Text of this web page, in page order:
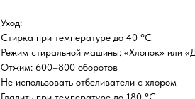
Уход:
Стирка при температуре до 40 °C
Режим стиральной машины: «Хлопок» или
Отжим: 600–800 оборотов
Не использовать отбеливатели с хлором